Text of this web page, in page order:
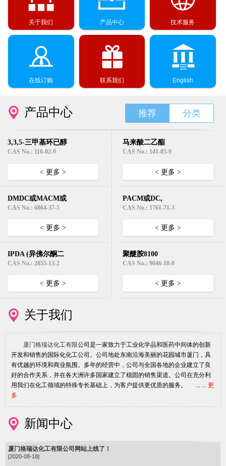
关于我们 产品中心 技术服务
在线订购 联系我们 English
产品中心 推荐 分类
3,3,5-三甲基环已醇
(异佛尔醇）
CAS No.: 116-02-9
< 更多 >
马来酸二乙酯
Diethyl Maleate
CAS No.: 141-05-9
< 更多 >
DMDC或MACM或
EC331( 3,3’-二甲基-
CAS No.: 6864-37-5
< 更多 >
PACM或DC,
HMDA （4,4’-二氨
CAS No.: 1761-71-3
< 更多 >
IPDA (异佛尔酮二
胺)
CAS No.: 2855-13-2
< 更多 >
聚醚胺8100
CAS No.: 9046-10-0
< 更多 >
关于我们
厦门格瑞达化工有限公司是一家致力于工业化学品和医药中间体的创新
开发和销售的国际化化工公司。公司地处东南沿海美丽的花园城市厦门，具
有优越的环境和商业氛围。多年的经营中，公司与全国各地的企业建立了良
好的合作关系，并在各大洲许多国家建立了稳固的销售渠道。公司在充分利
用我们在化工领域的特殊专长基础上，为客户提供更优质的服务。 ... ...更
多
新闻中心
厦门格瑞达化工有限公司网站上线了！
[2020-08-18]